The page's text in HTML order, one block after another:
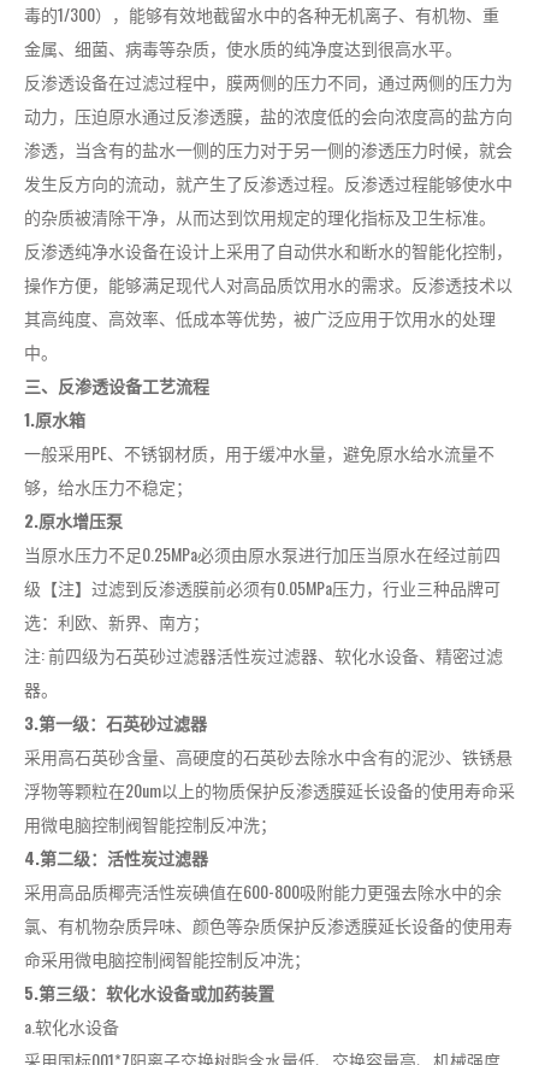
毒的1/300），能够有效地截留水中的各种无机离子、有机物、重
金属、细菌、病毒等杂质，使水质的纯净度达到很高水平。
反渗透设备在过滤过程中，膜两侧的压力不同，通过两侧的压力为
动力，压迫原水通过反渗透膜，盐的浓度低的会向浓度高的盐方向
渗透，当含有的盐水一侧的压力对于另一侧的渗透压力时候，就会
发生反方向的流动，就产生了反渗透过程。反渗透过程能够使水中
的杂质被清除干净，从而达到饮用规定的理化指标及卫生标准。
反渗透纯净水设备在设计上采用了自动供水和断水的智能化控制，
操作方便，能够满足现代人对高品质饮用水的需求。反渗透技术以
其高纯度、高效率、低成本等优势，被广泛应用于饮用水的处理
中。
三、反渗透设备工艺流程
1.原水箱
一般采用PE、不锈钢材质，用于缓冲水量，避免原水给水流量不
够，给水压力不稳定；
2.原水增压泵
当原水压力不足0.25MPa必须由原水泵进行加压当原水在经过前四
级【注】过滤到反渗透膜前必须有0.05MPa压力，行业三种品牌可
选：利欧、新界、南方；
注: 前四级为石英砂过滤器活性炭过滤器、软化水设备、精密过滤
器。
3.第一级：石英砂过滤器
采用高石英砂含量、高硬度的石英砂去除水中含有的泥沙、铁锈悬
浮物等颗粒在20um以上的物质保护反渗透膜延长设备的使用寿命采
用微电脑控制阀智能控制反冲洗；
4.第二级：活性炭过滤器
采用高品质椰壳活性炭碘值在600-800吸附能力更强去除水中的余
氯、有机物杂质异味、颜色等杂质保护反渗透膜延长设备的使用寿
命采用微电脑控制阀智能控制反冲洗；
5.第三级：软化水设备或加药装置
a.软化水设备